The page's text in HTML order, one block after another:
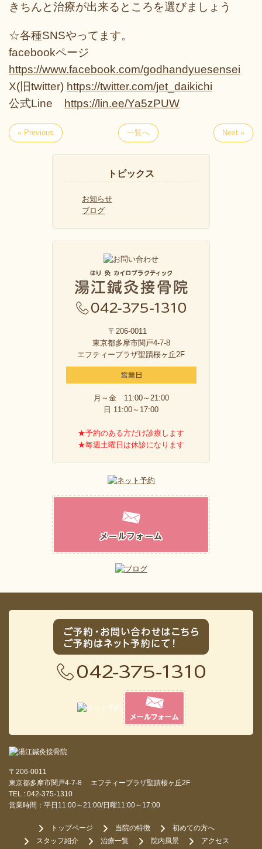
きちんと治療が出来るところを選びましょう
☆各種SNSやってます。
facebookページ
https://www.facebook.com/godhandyuesensei
X(旧twitter) https://twitter.com/jet_daikichi
公式Line
https://lin.ee/Ya5zPUW
« Previous 一覧へ Next »
トピックス
お知らせ
ブログ
〒206-0011
東京都多摩市関戸4-7-8
エフティープラザ聖蹟桜ヶ丘2F
月～金 11:00～21:00
日 11:00～17:00
★予約のある方だけ診療します
★毎週土曜日は休診になります
〒206-0011
東京都多摩市関戸4-7-8 エフティープラザ聖蹟桜ヶ丘2F
TEL : 042-375-1310
営業時間：平日11:00～21:00/日曜11:00～17:00
トップページ 当院の特徴
初めての方へ
スタッフ紹介
治療一覧 院内風景 アクセス